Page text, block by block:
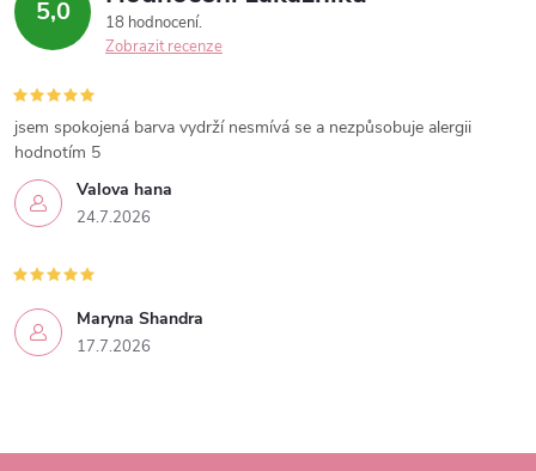
5,0
18 hodnocení
Zobrazit recenze
Valova hana
24.7.2026
jsem spokojená barva vydrží nesmívá se a nezpůsobuje alergii
hodnotím 5
Maryna Shandra
17.7.2026